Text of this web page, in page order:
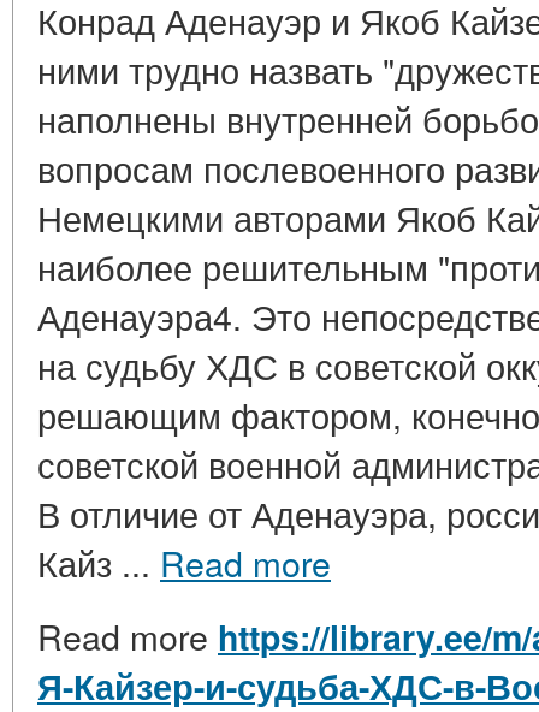
Конрад Аденауэр и Якоб
ними трудно назвать
наполнены внутренней
вопросам послевоенного
Немецкими авторами Якоб
наиболее решительным
Аденауэра4. Это
на судьбу ХДС в советской
решающим фактором,
советской военной
В отличие от Аденауэра,
Кайз ... Read more
Read more https://library.ee/
Я-Кайзер-и-судьба-ХДС-в-